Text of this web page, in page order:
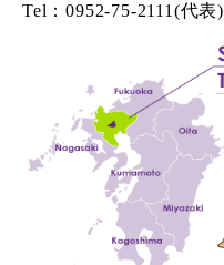
Tel：0952-75-2111(代表)